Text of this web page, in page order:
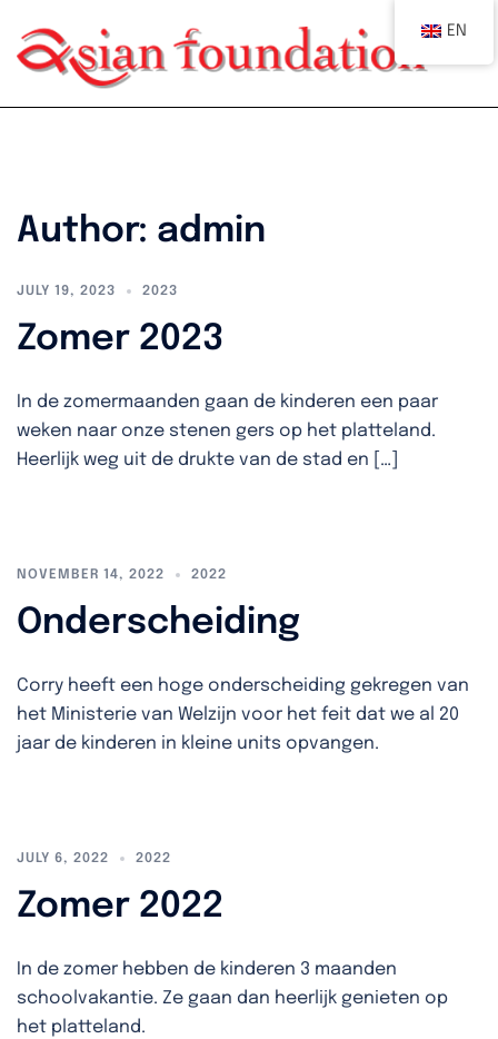
naar
inhoud
Author: admin
JULY 19, 2023 2023
Zomer 2023
In de zomermaanden gaan de kinderen een paar
weken naar onze stenen gers op het platteland.
Heerlijk weg uit de drukte van de stad en […]
NOVEMBER 14, 2022 2022
Onderscheiding
Corry heeft een hoge onderscheiding gekregen van
het Ministerie van Welzijn voor het feit dat we al 20
jaar de kinderen in kleine units opvangen.
JULY 6, 2022 2022
Zomer 2022
In de zomer hebben de kinderen 3 maanden
schoolvakantie. Ze gaan dan heerlijk genieten op
het platteland.
EN